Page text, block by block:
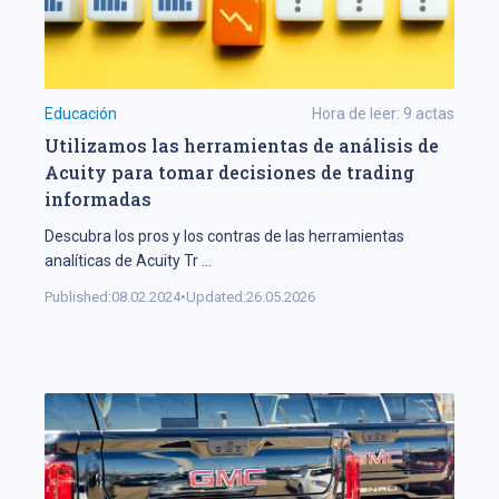
Educación Hora de leer: 9 actas
Utilizamos las herramientas de análisis de
Acuity para tomar decisiones de trading
informadas
Descubra los pros y los contras de las herramientas
analíticas de Acuity Tr
Published:08.02.2024•Updated:26.05.2026